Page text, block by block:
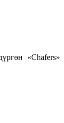
«Chafers»